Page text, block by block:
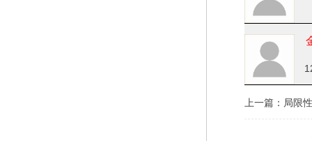
上一篇： 局限